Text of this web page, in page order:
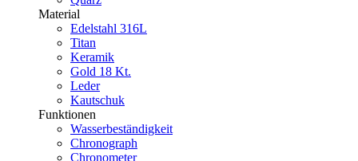
Material
Edelstahl 316L
Titan
Keramik
Gold 18 Kt.
Leder
Kautschuk
Funktionen
Wasserbeständigkeit
Chronograph
Chronometer